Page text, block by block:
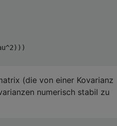
^2)))
(die von einer Kovarianz
numerisch stabil zu